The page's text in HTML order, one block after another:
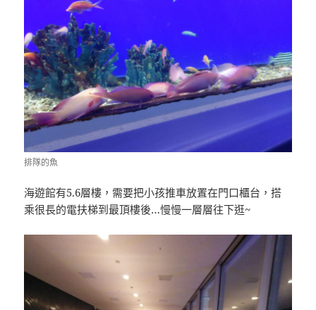
排隊的魚
海遊館有5.6層樓，需要把小孩推車放置在門口櫃台，搭
乘很長的電扶梯到最頂樓後…慢慢一層層往下逛~